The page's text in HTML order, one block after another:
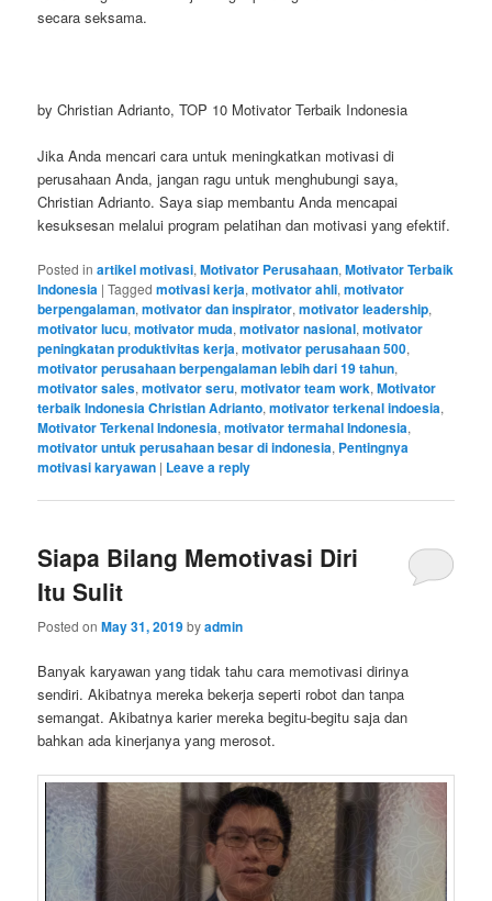
secara seksama.
by Christian Adrianto, TOP 10 Motivator Terbaik Indonesia
Jika Anda mencari cara untuk meningkatkan motivasi di
perusahaan Anda, jangan ragu untuk menghubungi saya,
Christian Adrianto. Saya siap membantu Anda mencapai
kesuksesan melalui program pelatihan dan motivasi yang efektif.
Posted in artikel motivasi,Motivator Perusahaan,Motivator Terbaik
Indonesia |Tagged motivasi kerja,motivator ahli,motivator
berpengalaman,motivator dan inspirator,motivator leadership,
motivator lucu,motivator muda,motivator nasional,motivator
peningkatan produktivitas kerja,motivator perusahaan 500,
motivator perusahaan berpengalaman lebih dari 19 tahun,
motivator sales,motivator seru,motivator team work,Motivator
terbaik Indonesia Christian Adrianto,motivator terkenal indoesia,
Motivator Terkenal Indonesia,motivator termahal Indonesia,
motivator untuk perusahaan besar di indonesia, Pentingnya
motivasi karyawan | Leave a reply
Siapa Bilang Memotivasi Diri
Itu Sulit
Posted onMay 31, 2019byadmin
Banyak karyawan yang tidak tahu cara memotivasi dirinya
sendiri. Akibatnya mereka bekerja seperti robot dan tanpa
semangat. Akibatnya karier mereka begitu-begitu saja dan
bahkan ada kinerjanya yang merosot.